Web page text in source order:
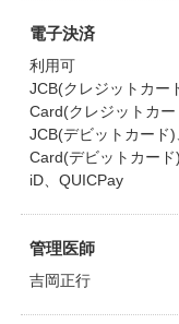
電子決済
利用可
JCB(クレジットカー
Card(クレジットカー
JCB(デビットカード
Card(デビットカード
iD、QUICPay
管理医師
吉岡正行